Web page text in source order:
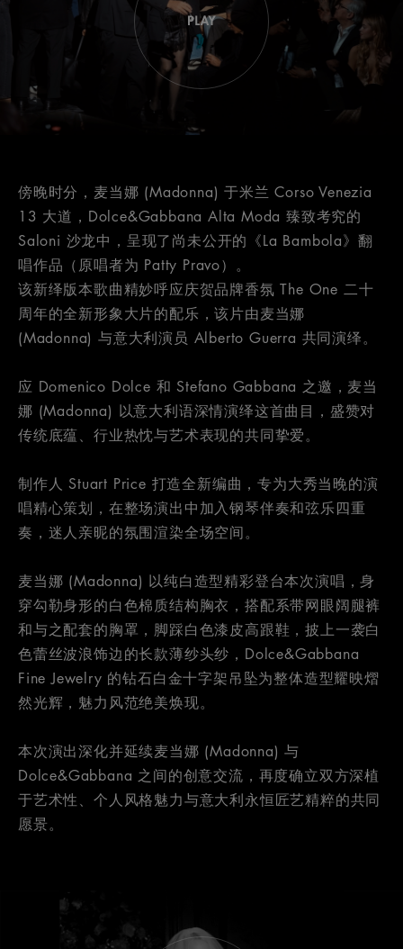
傍晚时分，麦当娜 (Madonna) 于米兰 Corso Venezia
13 大道，Dolce&Gabbana Alta Moda 臻致考究的
Saloni 沙龙中，呈现了尚未公开的《La Bambola》翻
唱作品（原唱者为 Patty Pravo）。
该新绎版本歌曲精妙呼应庆贺品牌香氛 The One 二十
周年的全新形象大片的配乐，该片由麦当娜
(Madonna) 与意大利演员 Alberto Guerra 共同演绎。
应 Domenico Dolce 和 Stefano Gabbana 之邀，麦当
娜 (Madonna) 以意大利语深情演绎这首曲目，盛赞对
传统底蕴、行业热忱与艺术表现的共同挚爱。
制作人 Stuart Price 打造全新编曲，专为大秀当晚的演
唱精心策划，在整场演出中加入钢琴伴奏和弦乐四重
奏，迷人亲昵的氛围渲染全场空间。
麦当娜 (Madonna) 以纯白造型精彩登台本次演唱，身
穿勾勒身形的白色棉质结构胸衣，搭配系带网眼阔腿裤
和与之配套的胸罩，脚踩白色漆皮高跟鞋，披上一袭白
色蕾丝波浪饰边的长款薄纱头纱，Dolce&Gabbana
Fine Jewelry 的钻石白金十字架吊坠为整体造型耀映熠
然光辉，魅力风范绝美焕现。
本次演出深化并延续麦当娜 (Madonna) 与
Dolce&Gabbana 之间的创意交流，再度确立双方深植
于艺术性、个人风格魅力与意大利永恒匠艺精粹的共同
愿景。